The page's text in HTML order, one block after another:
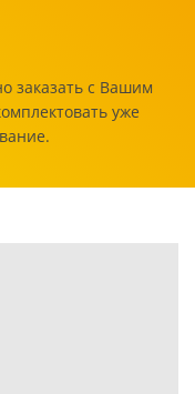
заказать с Вашим
уже